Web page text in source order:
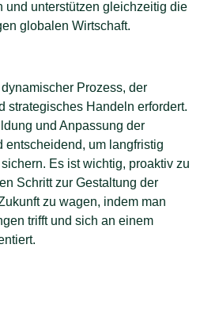
und unterstützen gleichzeitig die
globalen Wirtschaft.
Prozess, der
strategisches Handeln erfordert.
und Anpassung der
entscheidend, um langfristig
Es ist wichtig, proaktiv zu
Schritt zur Gestaltung der
zu wagen, indem man
trifft und sich an einem